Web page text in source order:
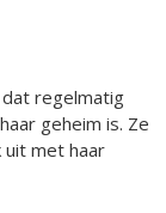
regelmatig
geheim is. Ze
uit met haar